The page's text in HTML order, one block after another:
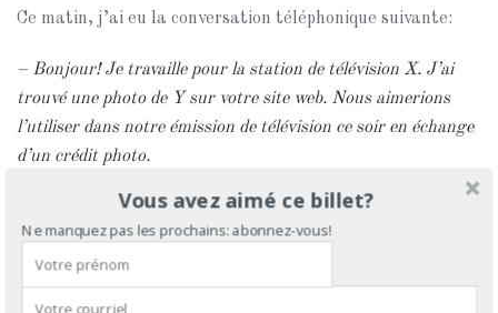
Ce matin, j’ai eu la conversation téléphonique suivante:
– Bonjour! Je travaille pour la station de télévision X. J’ai
trouvé une photo de Y sur votre site web. Nous aimerions
l’utiliser dans notre émission de télévision ce soir en échange
d’un crédit photo.
– Malheureusement, un crédit photo ne sera pas suffisant. Il
devra y avoir une compensation en argent.
– Impossible. Nous allons trouver quelqu’un d’autre alors.
Vous avez aimé ce billet?
Ne manquez pas les prochains: abonnez-vous!